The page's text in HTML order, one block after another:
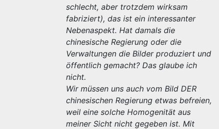
schlecht, aber trotzdem wirksam
fabriziert), das ist ein interessanter
Nebenaspekt. Hat damals die
chinesische Regierung oder die
Verwaltungen die Bilder produziert und
öffentlich gemacht? Das glaube ich
nicht.
Wir müssen uns auch vom Bild DER
chinesischen Regierung etwas befreien,
weil eine solche Homogenität aus
meiner Sicht nicht gegeben ist. Mit